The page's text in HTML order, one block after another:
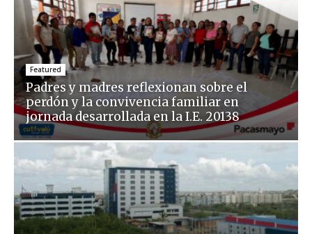
Featured
Padres y madres reflexionan sobre el
perdón y la convivencia familiar en
jornada desarrollada en la I.E. 20138